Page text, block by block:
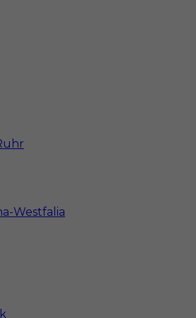
Westfalia
| Wszelkie prawa zastrzeżone